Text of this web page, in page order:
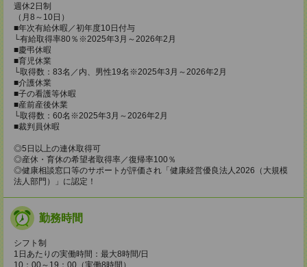
週休2日制
（月8～10日）
■年次有給休暇／初年度10日付与
└有給取得率80％※2025年3月～2026年2月
■慶弔休暇
■育児休業
└取得数：83名／内、男性19名※2025年3月～2026年2月
■介護休業
■子の看護等休暇
■産前産後休業
└取得数：60名※2025年3月～2026年2月
■裁判員休暇
◎5日以上の連休取得可
◎産休・育休の希望者取得率／復帰率100％
◎健康相談窓口等のサポートが評価され「健康経営優良法人2026（大規模
法人部門）」に認定！
勤務時間
シフト制
1日あたりの実働時間：最大8時間/日
10：00～19：00（実働8時間）